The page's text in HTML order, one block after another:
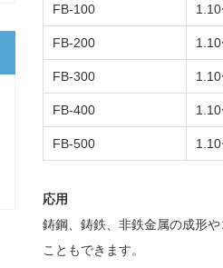
FB-100
FB-200
FB-300
FB-400
FB-500
応用
鋳鋼、鋳鉄、非鉄金属の成形
こともできます。